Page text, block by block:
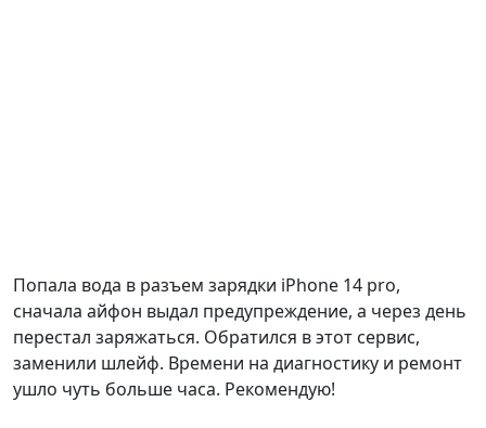
Попала вода в разъем зарядки iPhone 14 pro,
сначала айфон выдал предупреждение, а через день
перестал заряжаться. Обратился в этот сервис,
заменили шлейф. Времени на диагностику и ремонт
ушло чуть больше часа. Рекомендую!